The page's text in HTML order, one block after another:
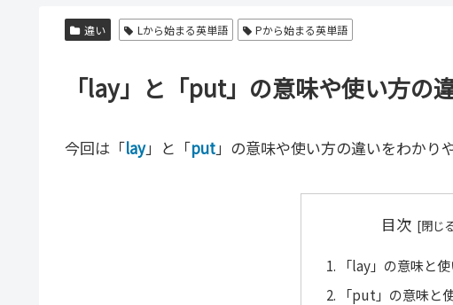
違い Lから始まる英単語 Pから始まる英単語
「lay」と「put」の意味や使い方の
今回は「lay」と「put」の意味や使い方の違いをわかり
目次
「lay」の意味と
「put」の意味と